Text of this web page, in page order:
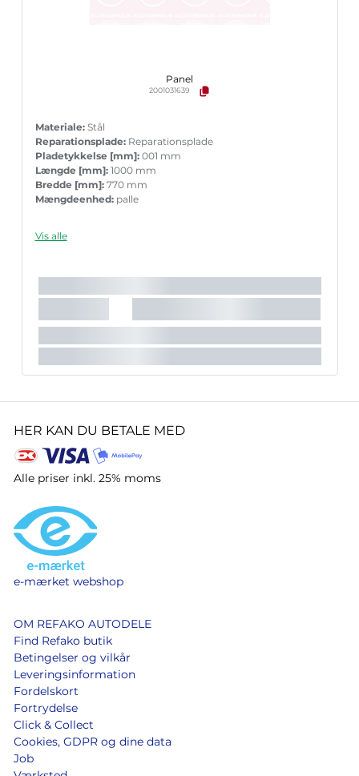
Panel
2001031639
Materiale:Stål
Reparationsplade:Reparationsplade
Pladetykkelse [mm]:001 mm
Længde [mm]:1000 mm
Bredde [mm]:770 mm
Mængdeenhed:palle
Vis alle
HER KAN DU BETALE MED
Alle priser inkl. 25% moms
e-mærket webshop
OM REFAKO AUTODELE
Find Refako butik
Betingelser og vilkår
Leveringsinformation
Fordelskort
Fortrydelse
Click & Collect
Cookies, GDPR og dine data
Job